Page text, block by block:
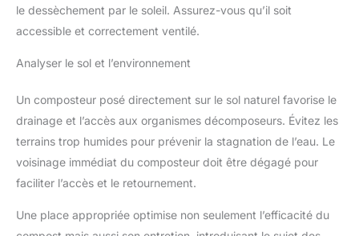
le dessèchement par le soleil. Assurez-vous qu’il soit
accessible et correctement ventilé.
Analyser le sol et l’environnement
Un composteur posé directement sur le sol naturel favorise le
drainage et l’accès aux organismes décomposeurs. Évitez les
terrains trop humides pour prévenir la stagnation de l’eau. Le
voisinage immédiat du composteur doit être dégagé pour
faciliter l’accès et le retournement.
Une place appropriée optimise non seulement l’efficacité du